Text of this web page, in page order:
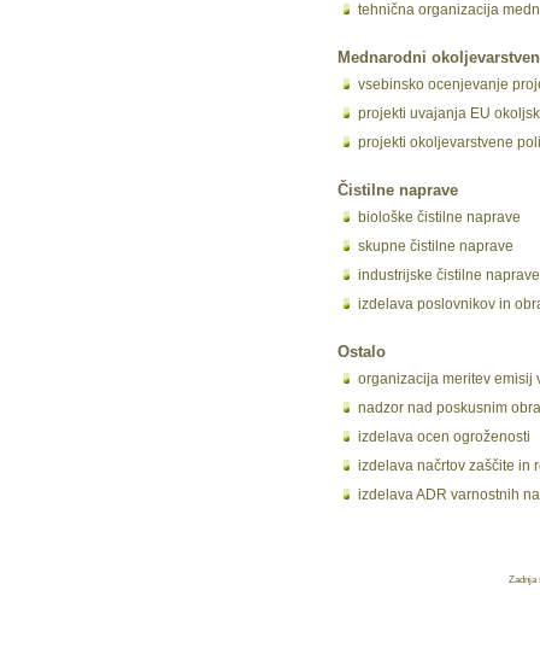
tehnična organizacija
Mednarodni
vsebinsko ocenjevanje
projekti uvajanja EU
projekti okoljevarstvene
Čistilne naprave
biološke čistilne naprave
skupne čistilne naprave
industrijske čistilne naprave
izdelava poslovnikov in
Ostalo
organizacija meritev emisij
nadzor nad poskusnim
izdelava ocen ogroženosti
izdelava načrtov zaščite in
izdelava ADR varnostnih
Zadnja